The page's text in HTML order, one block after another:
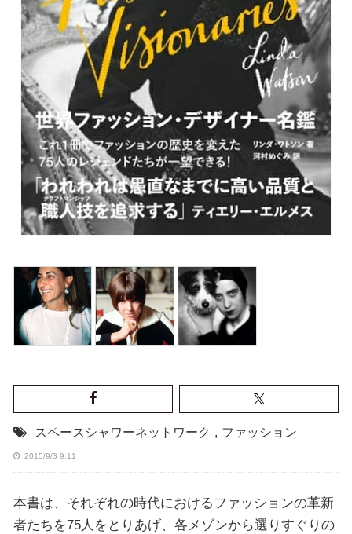
スペースシャワーネットワーク , ファッション
2015/9/3 9:11
本書は、それぞれの時代におけるファッションの革新
者たちを75人をとりあげ、各メゾンから選りすぐりの